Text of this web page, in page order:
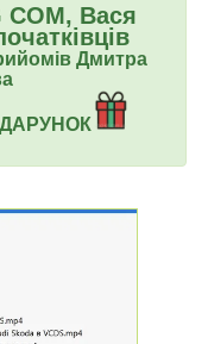
COM, Вася
Дмитра